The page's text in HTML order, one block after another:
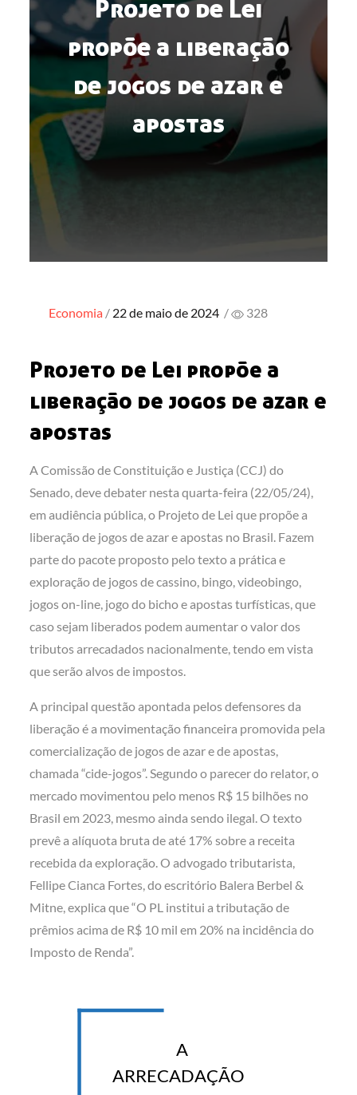
Projeto de Lei
propõe a liberação
de jogos de azar e
apostas
Economia Posted
22 de maio de 2024 / 328
Projeto de Lei propõe a
liberação de jogos de azar e
apostas
A Comissão de Constituição e Justiça (CCJ) do
Senado, deve debater nesta quarta-feira (22/05/24),
em audiência pública, o Projeto de Lei que propõe a
liberação de jogos de azar e apostas no Brasil. Fazem
parte do pacote proposto pelo texto a prática e
exploração de jogos de cassino, bingo, videobingo,
jogos on-line, jogo do bicho e apostas turfísticas, que
caso sejam liberados podem aumentar o valor dos
tributos arrecadados nacionalmente, tendo em vista
que serão alvos de impostos.
A principal questão apontada pelos defensores da
liberação é a movimentação financeira promovida pela
comercialização de jogos de azar e de apostas,
chamada “cide-jogos”. Segundo o parecer do relator, o
mercado movimentou pelo menos R$ 15 bilhões no
Brasil em 2023, mesmo ainda sendo ilegal. O texto
prevê a alíquota bruta de até 17% sobre a receita
recebida da exploração. O advogado tributarista,
Fellipe Cianca Fortes, do escritório Balera Berbel &
Mitne, explica que “O PL institui a tributação de
prêmios acima de R$ 10 mil em 20% na incidência do
Imposto de Renda”.
A
ARRECADAÇÃO